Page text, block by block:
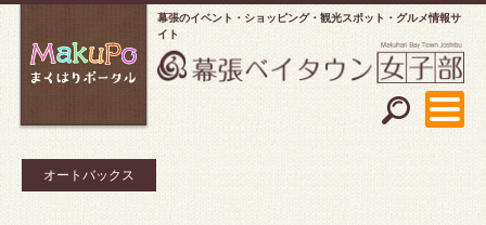
幕張のイベント・ショッピング
観光スポット・グルメ情報サ
イト
オートバックス